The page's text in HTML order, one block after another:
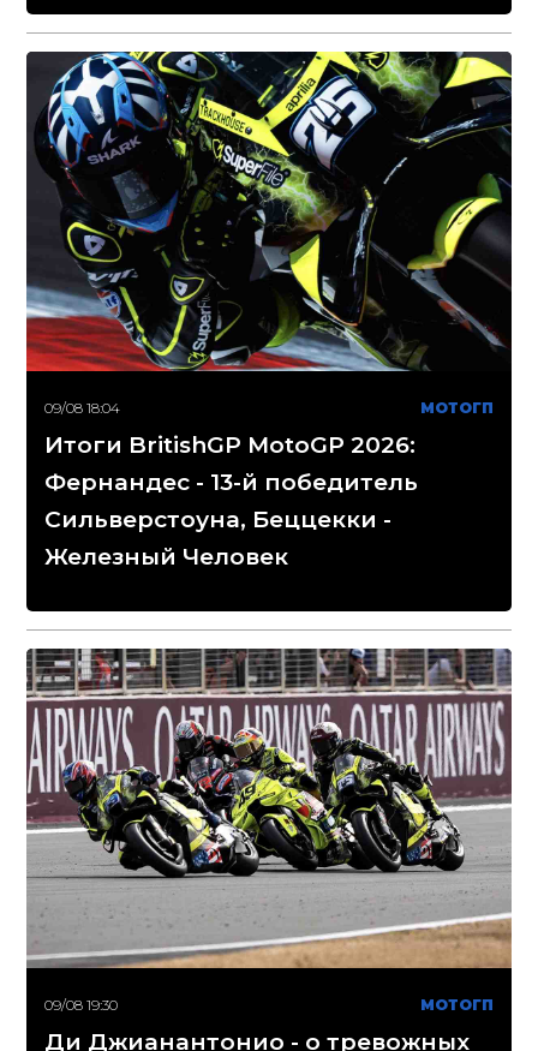
09/08 18:04 МОТОГП
Итоги BritishGP MotoGP 2026:
Фернандес - 13-й победитель
Сильверстоуна, Беццекки -
Железный Человек
09/08 19:30 МОТОГП
Ди Джианантонио - о тревожных